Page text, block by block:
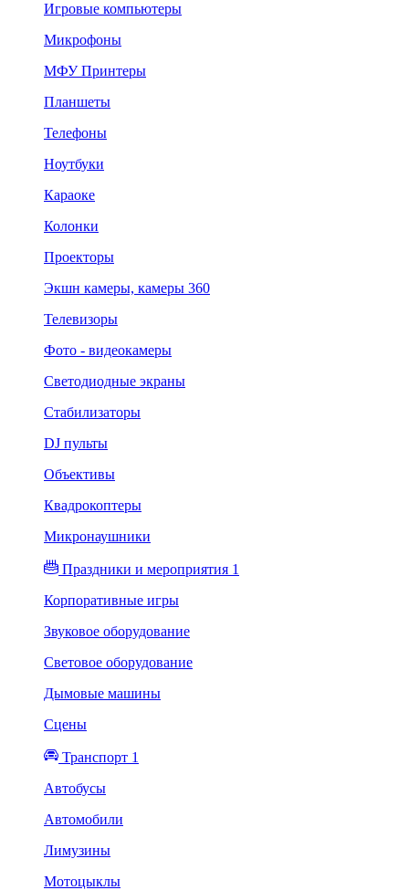
Игровые компьютеры
Микрофоны
МФУ Принтеры
Планшеты
Телефоны
Ноутбуки
Караоке
Колонки
Проекторы
Экшн камеры, камеры 360
Телевизоры
Фото - видеокамеры
Светодиодные экраны
Стабилизаторы
DJ пульты
Объективы
Квадрокоптеры
Микронаушники
Праздники и мероприятия 1
Корпоративные игры
Звуковое оборудование
Световое оборудование
Дымовые машины
Сцены
Транспорт 1
Автобусы
Автомобили
Лимузины
Мотоцыклы